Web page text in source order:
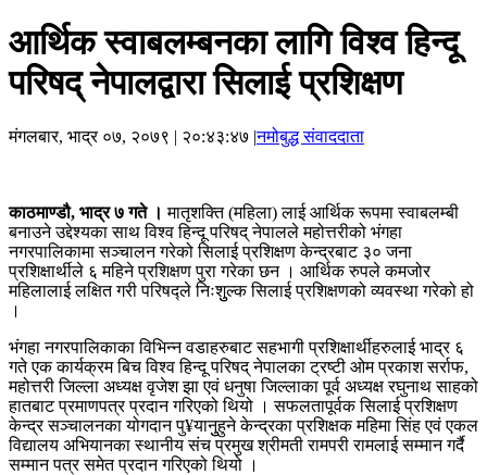
आर्थिक स्वाबलम्बनका लागि विश्व हिन्दू
परिषद् नेपालद्वारा सिलाई प्रशिक्षण
मंगलबार, भाद्र ०७, २०७९ | २०:४३:४७ |नमोबुद्ध संवाददाता
काठमाण्डौ, भाद्र ७ गते । मातृशक्ति (महिला) लाई आर्थिक रूपमा स्वाबलम्बी
बनाउने उद्देश्यका साथ विश्व हिन्दू परिषद् नेपालले महोत्तरीको भंगहा
नगरपालिकामा सञ्चालन गरेको सिलाई प्रशिक्षण केन्द्रबाट ३० जना
प्रशिक्षार्थीले ६ महिने प्रशिक्षण पुरा गरेका छन । आर्थिक रुपले कमजोर
महिलालाई लक्षित गरी परिषद्ले निःशुुल्क सिलाई प्रशिक्षणको व्यवस्था गरेको हो
।
भंगहा नगरपालिकाका विभिन्न वडाहरुबाट सहभागी प्रशिक्षार्थीहरुलाई भाद्र ६
गते एक कार्यक्रम बिच विश्व हिन्दू परिषद् नेपालका ट्रष्टी ओम प्रकाश सर्राफ,
महोत्तरी जिल्ला अध्यक्ष वृजेश झा एवं धनुषा जिल्लाका पूर्व अध्यक्ष रघुनाथ साहको
हातबाट प्रमाणपत्र प्रदान गरिएको थियो । सफलतापूर्वक सिलाई प्रशिक्षण
केन्द्र सञ्चालनका योगदान पु¥यानुुहुने केन्द्रका प्रशिक्षक महिमा सिंह एवं एकल
विद्यालय अभियानका स्थानीय संच प्रमुख श्रीमती रामपरी रामलाई सम्मान गर्दै
सम्मान पत्र समेत प्रदान गरिएको थियो ।